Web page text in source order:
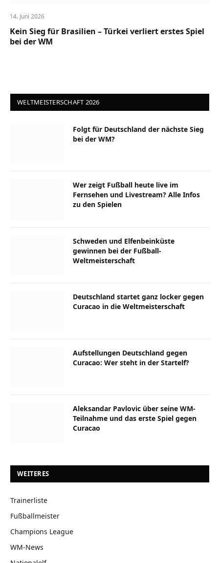
14. Juni 2026
Kein Sieg für Brasilien – Türkei verliert erstes Spiel
bei der WM
WELTMEISTERSCHAFT 2026
Folgt für Deutschland der nächste Sieg
bei der WM?
Wer zeigt Fußball heute live im
Fernsehen und Livestream? Alle Infos
zu den Spielen
Schweden und Elfenbeinküste
gewinnen bei der Fußball-
Weltmeisterschaft
Deutschland startet ganz locker gegen
Curacao in die Weltmeisterschaft
Aufstellungen Deutschland gegen
Curacao: Wer steht in der Startelf?
Aleksandar Pavlovic über seine WM-
Teilnahme und das erste Spiel gegen
Curacao
WEITERES
Trainerliste
Fußballmeister
Champions League
WM-News